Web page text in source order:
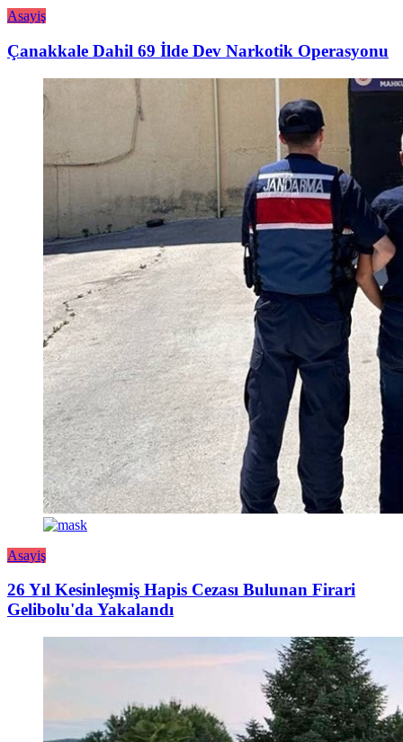
Asayiş
Çanakkale Dahil 69 İlde Dev Narkotik Operasyonu
Asayiş
26 Yıl Kesinleşmiş Hapis Cezası Bulunan Firari
Gelibolu'da Yakalandı